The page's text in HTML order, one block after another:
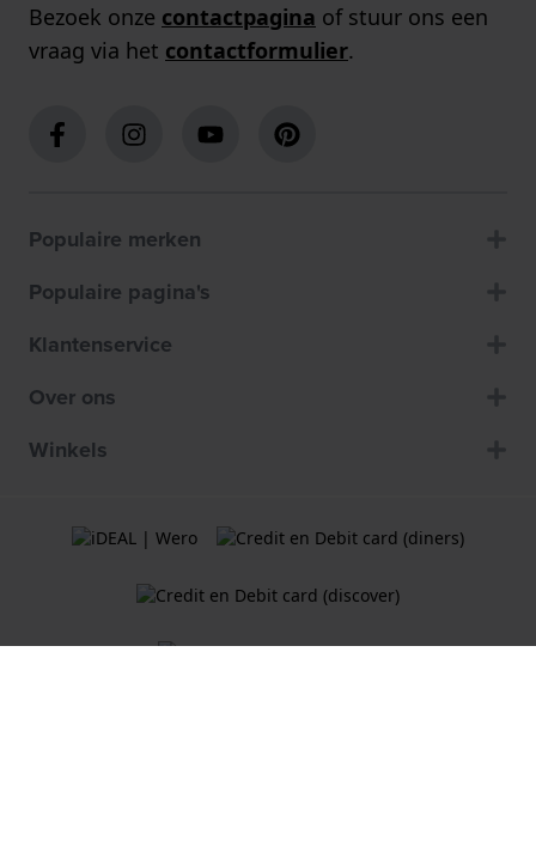
Bezoek onze contactpagina of stuur ons een
vraag via het contactformulier.
Populaire merken
Populaire pagina's
Klantenservice
Over ons
Winkels